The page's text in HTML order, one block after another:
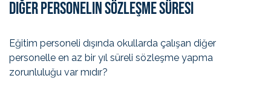
Diğer Personelin Sözleşme Süresi
Eğitim personeli dışında okullarda çalışan diğer
personelle en az bir yıl süreli sözleşme yapma
zorunluluğu var mıdır?